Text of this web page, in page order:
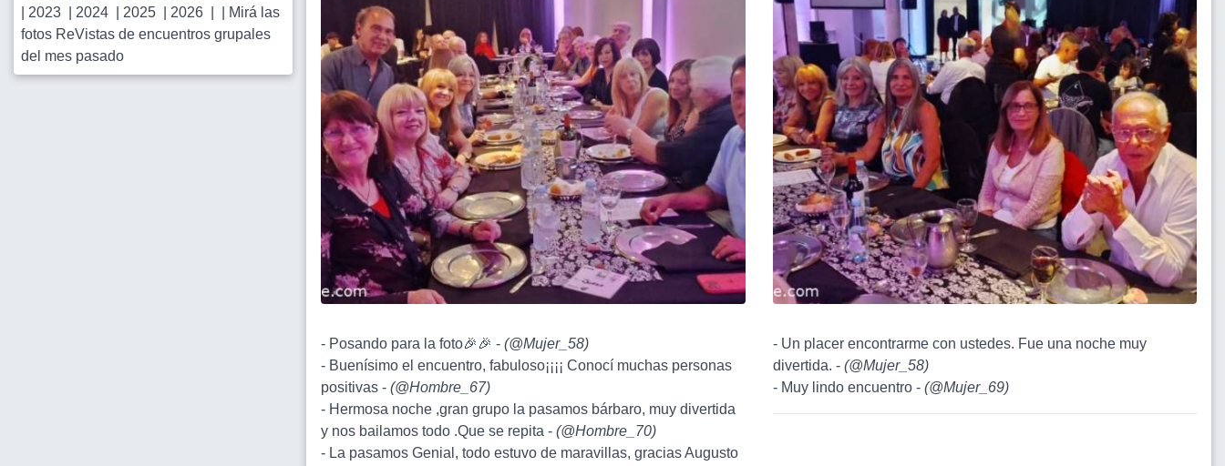
2023 2024 2025 2026
Mirá las
fotos ReVistas de encuentros grupales
del mes pasado
- Posando para la foto🎉🎉 - (@Mujer_58)
- Buenísimo el encuentro, fabuloso¡¡¡¡ Conocí muchas personas
positivas - (@Hombre_67)
- Hermosa noche ,gran grupo la pasamos bárbaro, muy divertida
y nos bailamos todo .Que se repita - (@Hombre_70)
- La pasamos Genial, todo estuvo de maravillas, gracias Augusto
- Un placer encontrarme con ustedes. Fue una noche muy
divertida. - (@Mujer_58)
- Muy lindo encuentro - (@Mujer_69)